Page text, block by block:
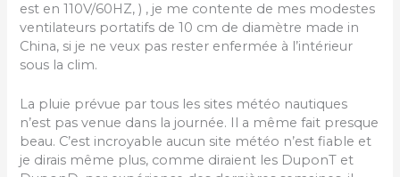
est en 110V/60HZ, ) , je me contente de mes modestes
ventilateurs portatifs de 10 cm de diamètre made in
China, si je ne veux pas rester enfermée à l’intérieur
sous la clim.
La pluie prévue par tous les sites météo nautiques
n’est pas venue dans la journée. Il a même fait presque
beau. C’est incroyable aucun site météo n’est fiable et
je dirais même plus, comme diraient les DuponT et